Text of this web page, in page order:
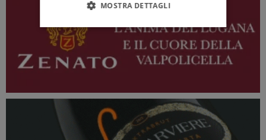
MOSTRA DETTAGLI